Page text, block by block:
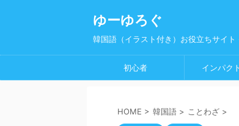
ゆーゆろぐ
韓国語（イラスト付き）お役立ちサイ
初心者 インパク
HOME > 韓国語 > ことわざ >